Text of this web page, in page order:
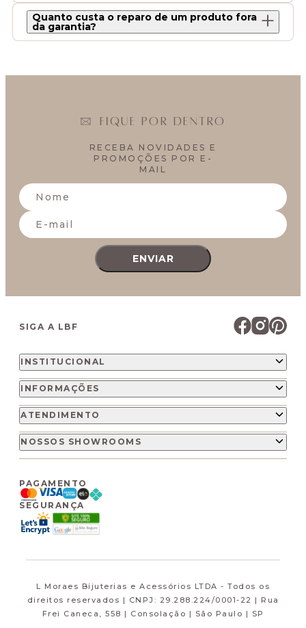
Quanto custa o reparo de um produto fora
da garantia?
FIQUE POR DENTRO
RECEBA NOVIDADES E
PROMOÇÕES POR E-
MAIL
ENVIAR
SIGA A LBF
INSTITUCIONAL
INFORMAÇÕES
ATENDIMENTO
NOSSOS SHOWROOMS
PAGAMENTO
SEGURANÇA
L Moraes Bijuterias e Acessórios LTDA - Todos os
direitos reservados | CNPJ: 29.288.224/0001-22 | Rua
Frei Caneca, 558 | Consolação | São Paulo | SP